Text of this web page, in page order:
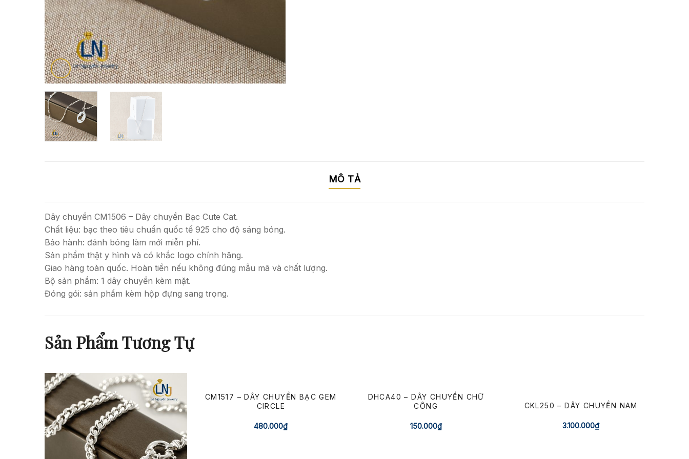
MÔ TẢ
Dây chuyền CM1506 – Dây chuyền Bạc Cute Cat.
Chất liệu: bạc theo tiêu chuẩn quốc tế 925 cho độ sáng bóng.
Bảo hành: đánh bóng làm mới miễn phí.
Sản phẩm thật y hình và có khắc logo chính hãng.
Giao hàng toàn quốc. Hoàn tiền nếu không đúng mẫu mã và chất lượng.
Bộ sản phẩm: 1 dây chuyền kèm mặt.
Đóng gói: sản phẩm kèm hộp đựng sang trọng.
Sản Phẩm Tương Tự
CM1517 – DÂY CHUYỀN BẠC GEM
CIRCLE
480.000₫
DHCA40 – DÂY CHUYỀN CHỮ
CÔNG
150.000₫
CKL250 – DÂY CHUYỀN NAM
3.100.000₫